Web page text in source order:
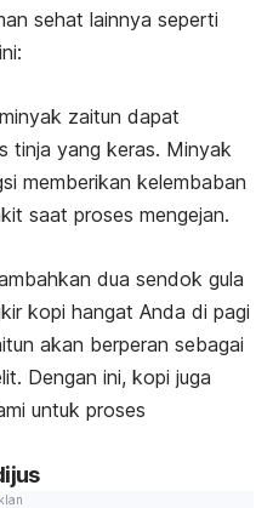
sehat lainnya seperti
zaitun dapat
tinja yang keras. Minyak
memberikan kelembaban
saat proses mengejan.
dua sendok gula
kopi hangat Anda di pagi
akan berperan sebagai
Dengan ini, kopi juga
untuk proses